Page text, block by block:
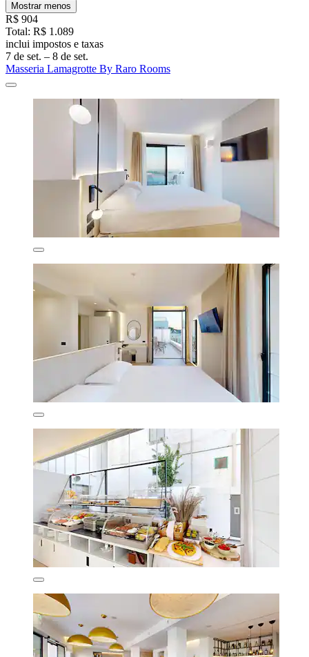
Mostrar menos
R$ 904
Total: R$ 1.089
inclui impostos e taxas
7 de set. – 8 de set.
Masseria Lamagrotte By Raro Rooms